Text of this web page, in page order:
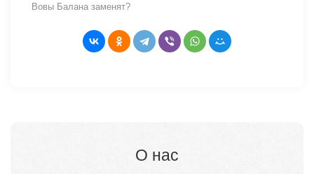
Вовы Балана заменят?
О нас